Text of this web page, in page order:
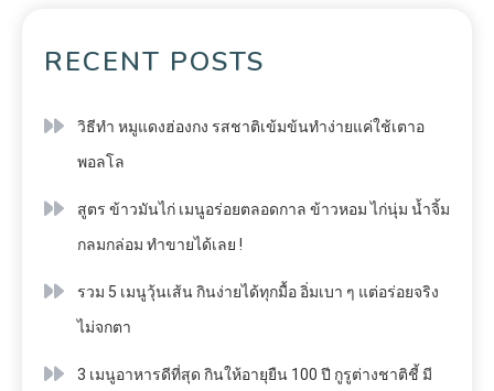
RECENT POSTS
วิธีทำ หมูแดงฮ่องกง รสชาติเข้มข้นทำง่ายแค่ใช้เตาอ
พอลโล
สูตร ข้าวมันไก่ เมนูอร่อยตลอดกาล ข้าวหอม ไก่นุ่ม น้ำจิ้ม
กลมกล่อม ทำขายได้เลย !
รวม 5 เมนูวุ้นเส้น กินง่ายได้ทุกมื้อ อิ่มเบา ๆ แต่อร่อยจริง
ไม่จกตา
3 เมนูอาหารดีที่สุด กินให้อายุยืน 100 ปี กูรูต่างชาติชี้ มี